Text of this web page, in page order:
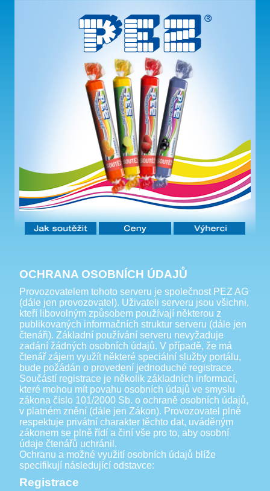
OCHRANA OSOBNÍCH ÚDAJŮ
Provozovatelem tohoto serveru je společnost PEZ AG
(dále jen provozovatel). Uživateli serveru jsou všichni,
kteří libovolným způsobem používají některou z
publikovaných informačních struktur serveru (dále jen
čtenáři). Základní používání serveru nevyžaduje
zadání žádných osobních údajů. V případě, že má
čtenář zájem využít některé speciální služby portálu,
bude požádán o provedení jednoduché registrace.
Součástí registrace je několik základních informací,
které mohou mít povahu osobních údajů ve smyslu
zákona číslo 101/2000 Sb. o ochraně osobních údajů,
v platném znění (dále jen Zákon). Provozovatel plně
respektuje privátní charakter těchto dat, uváděným
zákonem se plně řídí a činí vše pro to, aby osobní
údaje čtenářů uchránil.
Ochranu a možné využití osobních údajů blíže
specifikují následující odstavce:
Registrace